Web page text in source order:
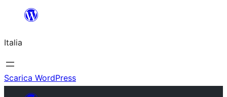
contenuto
Italia
Scarica WordPress